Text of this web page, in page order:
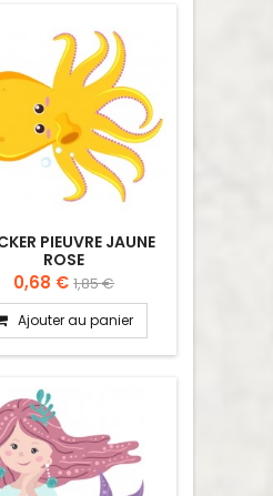
PIEUVRE JAUNE
ROSE
0,68 €1,85 €
Ajouter au panier